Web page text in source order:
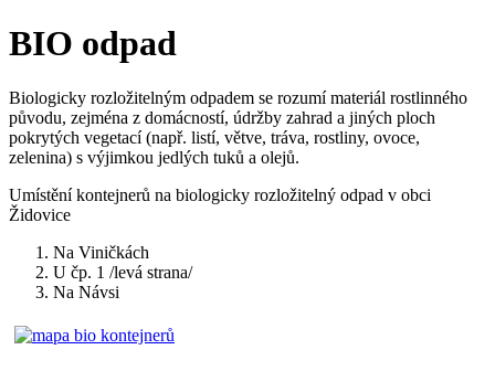
BIO odpad
Biologicky rozložitelným odpadem se rozumí materiál rostlinného
původu, zejména z domácností, údržby zahrad a jiných ploch
pokrytých vegetací (např. listí, větve, tráva, rostliny, ovoce,
zelenina) s výjimkou jedlých tuků a olejů.
Umístění kontejnerů na biologicky rozložitelný odpad v obci
Židovice
Na Viničkách
U čp. 1 /levá strana/
Na Návsi